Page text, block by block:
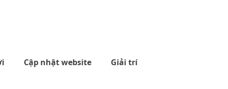
Cập nhật website Giải trí